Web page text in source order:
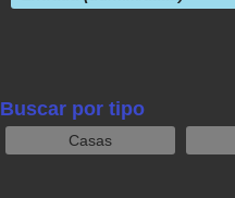
Buscar por tipo
Casas